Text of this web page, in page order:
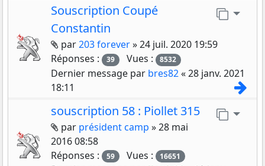
Aller
Souscription Coupé
Constantin
Pièces jointes
par203 forever»24 juil. 2020 19:59
Réponses :
39 Vues : 8532
Dernier message par bres82«28 janv. 2021
18:11
Aller
souscription 58 : Piollet 315
Pièces jointes
par président camp »28 mai
2016 08:58
Réponses :
59 Vues : 16651